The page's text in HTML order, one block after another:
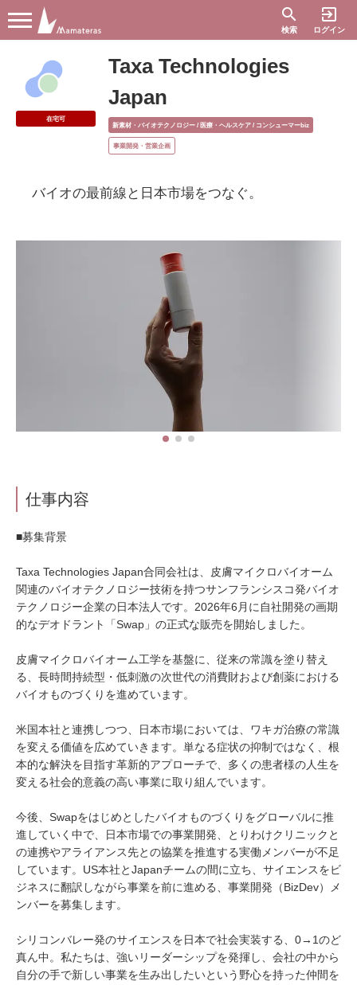
search
検索
exit_to_app
ログイン
在宅可
Taxa Technologies
Japan
新素材・バイオテクノロジー / 医療・ヘルスケア / コンシューマーbiz
事業開発・営業企画
バイオの最前線と日本市場をつなぐ。
仕事内容
■募集背景
Taxa Technologies Japan合同会社は、皮膚マイクロバイオーム
関連のバイオテクノロジー技術を持つサンフランシスコ発バイオ
テクノロジー企業の日本法人です。2026年6月に自社開発の画期
的なデオドラント「Swap」の正式な販売を開始しました。
皮膚マイクロバイオーム工学を基盤に、従来の常識を塗り替え
る、長時間持続型・低刺激の次世代の消費財および創薬における
バイオものづくりを進めています。
米国本社と連携しつつ、日本市場においては、ワキガ治療の常識
を変える価値を広めていきます。単なる症状の抑制ではなく、根
本的な解決を目指す革新的アプローチで、多くの患者様の人生を
変える社会的意義の高い事業に取り組んでいます。
今後、Swapをはじめとしたバイオものづくりをグローバルに推
進していく中で、日本市場での事業開発、とりわけクリニックと
の連携やアライアンス先との協業を推進する実働メンバーが不足
しています。US本社とJapanチームの間に立ち、サイエンスをビ
ジネスに翻訳しながら事業を前に進める、事業開発（BizDev）メ
ンバーを募集します。
シリコンバレー発のサイエンスを日本で社会実装する、0→1のど
真ん中。私たちは、強いリーダーシップを発揮し、会社の中から
自分の手で新しい事業を生み出したいという野心を持った仲間を